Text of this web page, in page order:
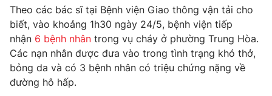
Theo các bác sĩ tại Bệnh viện Giao thông vận tải cho
biết, vào khoảng 1h30 ngày 24/5, bệnh viện tiếp
nhận 6 bệnh nhân trong vụ cháy ở phường Trung Hòa.
Các nạn nhân được đưa vào trong tình trạng khó thở,
bỏng da và có 3 bệnh nhân có triệu chứng nặng về
đường hô hấp.